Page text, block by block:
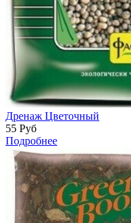
Дренаж Цветочный
55 Руб
Подробнее